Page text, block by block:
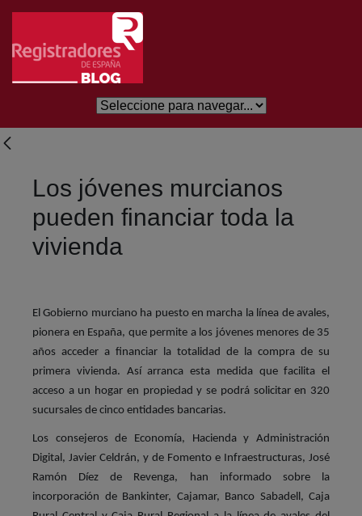
Salta al contingut principal
Los jóvenes murcianos
pueden financiar toda la
vivienda
El Gobierno murciano ha puesto en marcha la línea de avales,
pionera en España, que permite a los jóvenes menores de 35
años acceder a financiar la totalidad de la compra de su
primera vivienda. Así arranca esta medida que facilita el
acceso a un hogar en propiedad y se podrá solicitar en 320
sucursales de cinco entidades bancarias.
Los consejeros de Economía, Hacienda y Administración
Digital, Javier Celdrán, y de Fomento e Infraestructuras, José
Ramón Díez de Revenga, han informado sobre la
incorporación de Bankinter, Cajamar, Banco Sabadell, Caja